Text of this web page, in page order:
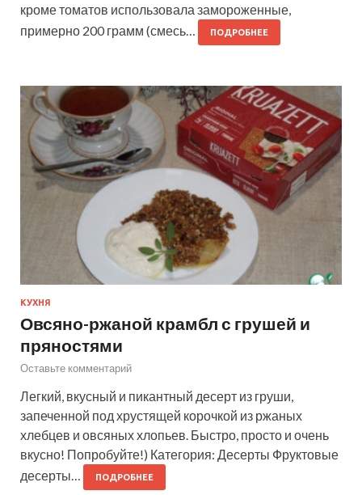
кроме томатов использовала замороженные,
примерно 200 грамм (смесь…
ПОДРОБНЕЕ
КУХНЯ
Овсяно-ржаной крамбл с грушей и
пряностями
Оставьте комментарий
Легкий, вкусный и пикантный десерт из груши,
запеченной под хрустящей корочкой из ржаных
хлебцев и овсяных хлопьев. Быстро, просто и очень
вкусно! Попробуйте!) Категория: Десерты Фруктовые
десерты…
ПОДРОБНЕЕ